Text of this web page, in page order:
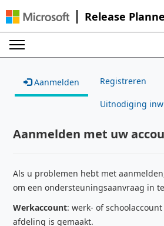
Release
Aanmelden Registreren
Uitnodiging
Aanmelden met uw
Als u problemen hebt met
om een ondersteuningsaanvraag in
Werkaccount: werk- of
afdeling is gemaakt.